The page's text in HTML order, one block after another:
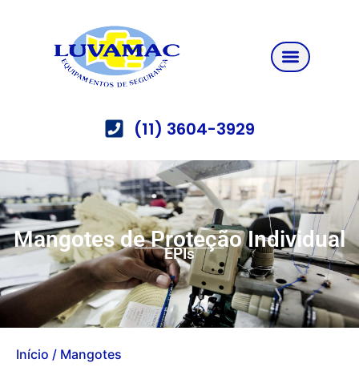
(11) 3604-3929
Mangotes de Proteção Individual
EPIs
Início / Mangotes